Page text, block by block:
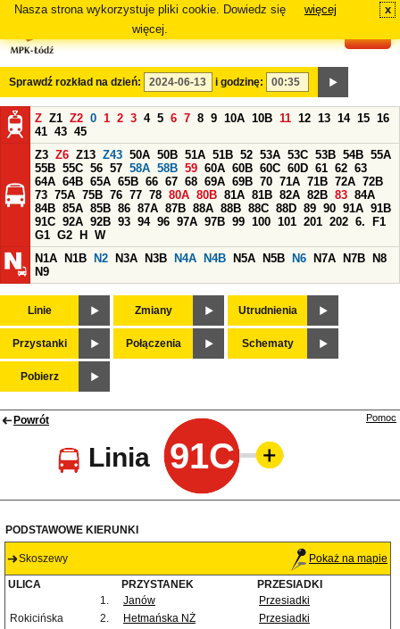
Nasza strona wykorzystuje pliki cookie. Dowiedz się
więcej.
więcej x
Sprawdź rozkład na dzień: i godzinę:
Z Z1 Z2 0 1 2 3 4 5 6 7 8 9 10A 10B 11 12 13 14 15 16
41 43 45
Z3 Z6 Z13 Z43 50A 50B 51A 51B 52 53A 53C 53B 54B 55A
55B 55C 56 57 58A 58B 59 60A 60B 60C 60D 61 62 63
64A 64B 65A 65B 66 67 68 69A 69B 70 71A 71B 72A 72B
73 75A 75B 76 77 78 80A 80B 81A 81B 82A 82B 83 84A
84B 85A 85B 86 87A 87B 88A 88B 88C 88D 89 90 91A 91B
91C 92A 92B 93 94 96 97A 97B 99 100 101 201 202 6.
F1
G1 G2 H
W
N1A
N1B N2 N3A N3B N4A N4B N5A N5B N6 N7A N7B
N8
N9
Linie Zmiany Utrudnienia
Przystanki Połączenia Schematy
Pobierz
Powrót
Linia 91C
Pomoc
PODSTAWOWE KIERUNKI
Skoszewy Pokaż na mapie
ULICA PRZYSTANEK
PRZESIADKI
1.
Janów
Przesiadki
Rokicińska
2. Hetmańska NŻ
Przesiadki